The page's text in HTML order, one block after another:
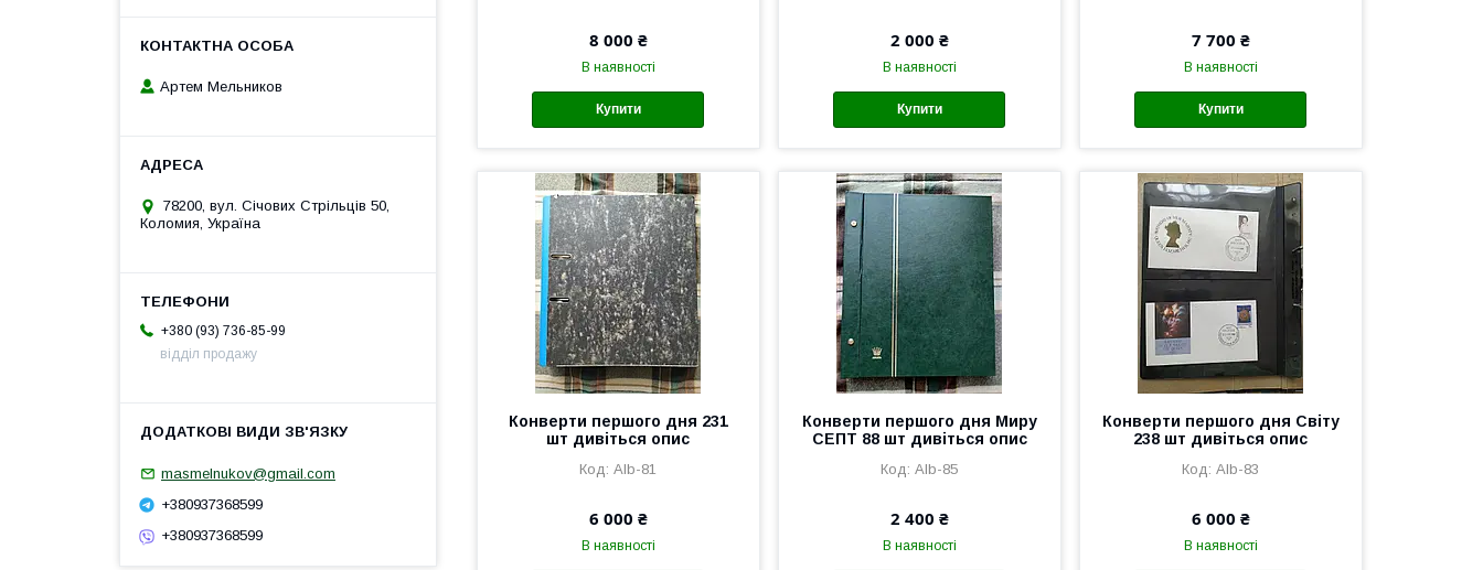
8 000 ₴
В наявності
Купити
2 000 ₴
В наявності
Купити
7 700 ₴
В наявності
Купити
Конверти першого дня 231
шт дивіться опис
Alb-81
6 000 ₴
В наявності
Конверти першого дня Миру
СЕПТ 88 шт дивіться опис
Alb-85
2 400 ₴
В наявності
Конверти першого дня Світу
238 шт дивіться опис
Alb-83
6 000 ₴
В наявності
Артем Мельников
78200, вул. Січових Стрільців 50,
Коломия, Україна
+380 (93) 736-85-99
відділ продажу
masmelnukov@gmail.com
+380937368599
+380937368599